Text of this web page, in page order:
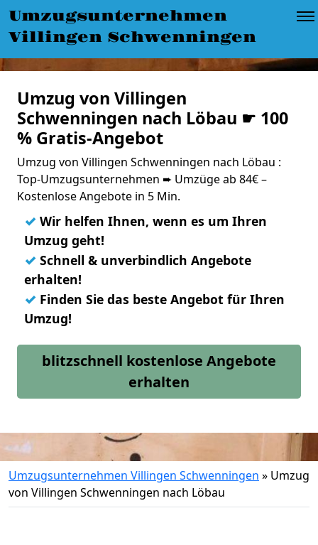
Umzugsunternehmen
Villingen Schwenningen
Umzug von Villingen
Schwenningen nach Löbau ☛ 100
% Gratis-Angebot
Umzug von Villingen Schwenningen nach Löbau :
Top-Umzugsunternehmen ➨ Umzüge ab 84€ –
Kostenlose Angebote in 5 Min.
✓ Wir helfen Ihnen, wenn es um Ihren
Umzug geht!
✓ Schnell & unverbindlich Angebote
erhalten!
✓ Finden Sie das beste Angebot für Ihren
Umzug!
blitzschnell kostenlose Angebote
erhalten
Umzugsunternehmen Villingen Schwenningen » Umzug
von Villingen Schwenningen nach Löbau